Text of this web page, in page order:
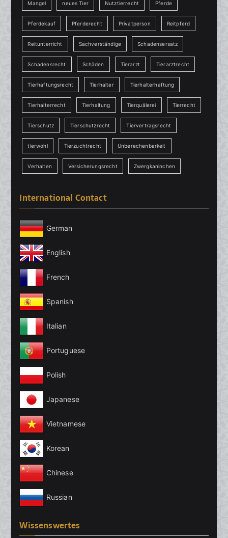
Mangel neues Tier Nutztierrecht Pferde
Pferdekauf Pferderecht Privatperson Reitpferd
Reitunterricht Sachverständige Schadensersatz
Schadensrecht Schäden Tierarzt Tierarztrecht
Tierhaftungsrecht Tierhalter Tierhalterhaftung
Tierhalterrecht Tierhaltung Tierquälerei Tierrecht
Tierschutz Tierschutzrecht Tiervertragsrecht
tierwohl Tierzuchtrecht Unberechenbarkeit
Verhalten Versicherungsrecht Zwergkaninchen
International Contact
German
English
French
Spanish
Italian
Portuguese
Polish
Japanese
Vietnamese
Korean
Chinese
Russian
Wissenswertes